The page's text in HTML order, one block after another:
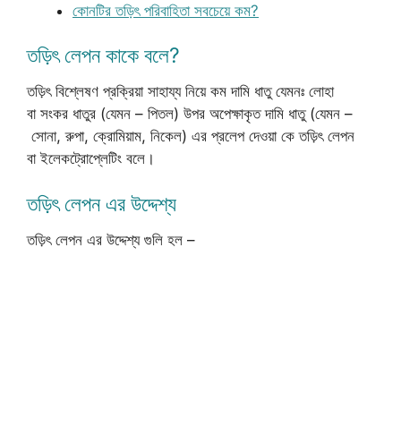
কোনটির তড়িৎ পরিবাহিতা সবচেয়ে কম?
তড়িৎ লেপন কাকে বলে?
তড়িৎ বিশ্লেষণ প্রক্রিয়া সাহায্য নিয়ে কম দামি ধাতু যেমনঃ লোহা
বা সংকর ধাতুর (যেমন – পিতল) উপর অপেক্ষাকৃত দামি ধাতু (যেমন –
সোনা, রুপা, ক্রোমিয়াম, নিকেল) এর প্রলেপ দেওয়া কে তড়িৎ লেপন
বা ইলেকট্রোপ্লেটিং বলে।
তড়িৎ লেপন এর উদ্দেশ্য
তড়িৎ লেপন এর উদ্দেশ্য গুলি হল –